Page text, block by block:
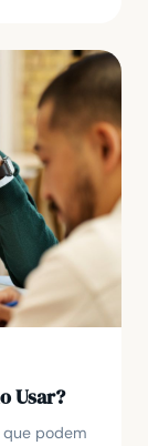
Usar?
que podem